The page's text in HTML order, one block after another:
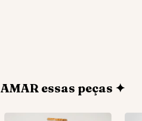
essas peças ✦